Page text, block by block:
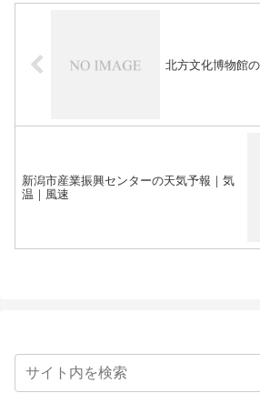
北方文化博物館
新潟市産業振興センターの天気予報｜気
温｜風速